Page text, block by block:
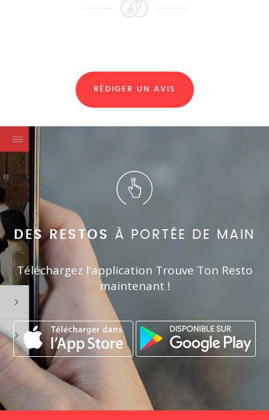
RÉDIGER UN AVIS
DES RESTOS À PORTÉE DE MAIN
Téléchargez l'application Trouve Ton Resto
maintenant !